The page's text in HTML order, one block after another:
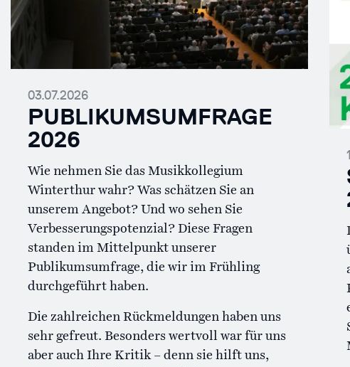
03.07.2026
PUBLIKUMSUMFRAGE
2026
Wie nehmen Sie das Musikkollegium
Winterthur wahr? Was schätzen Sie an
unserem Angebot? Und wo sehen Sie
Verbesserungspotenzial? Diese Fragen
standen im Mittelpunkt unserer
Publikumsumfrage, die wir im Frühling
durchgeführt haben.
Die zahlreichen Rückmeldungen haben uns
sehr gefreut. Besonders wertvoll war für uns
aber auch Ihre Kritik – denn sie hilft uns,